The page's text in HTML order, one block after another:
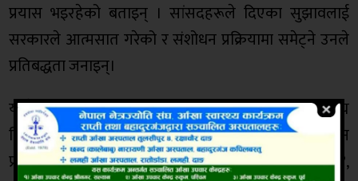
प्रयास भइरहेको बताइन् । सांसदहरूले दिएका सुझावलाई
सरकारले आत्मसात गरेको र संशोधन प्रक्रियामा समेट्ने उनले
प्रतिबद्धता जनाइन्।
यस्तै,उनका अनुसार विधेयकमार्फत बिपी कोइराला स्वास्थ्य
विज्ञान प्रतिष्ठान ऐन, २०४९, चिकित्सा शिक्षा राष्ट्रिय विज्ञान
प्रतिष्ठान ऐन, २०६३, पाटन स्वास्थ्य विज्ञान प्रतिष्ठान ऐन, २०६४,